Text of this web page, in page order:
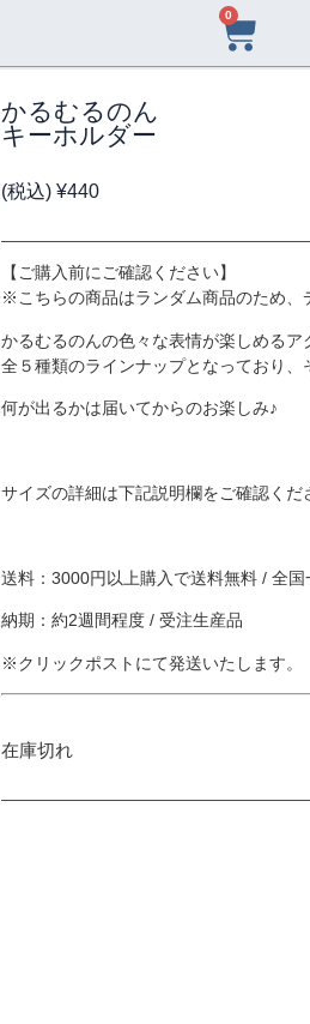
0
かるむるのん
キーホルダー
(税込)¥440
【ご購入前にご確認ください】
※こちらの商品はランダム商品のため、
かるむるのんの色々な表情が楽しめるア
全５種類のラインナップとなっており、
何が出るかは届いてからのお楽しみ♪
サイズの詳細は下記説明欄をご確認くだ
送料：3000円以上購入で送料無料 / 全国
納期：約2週間程度 / 受注生産品
※クリックポストにて発送いたします。
在庫切れ